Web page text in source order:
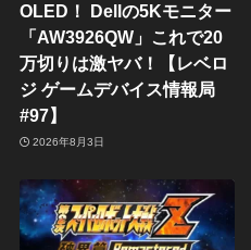
OLED！ Dellの5Kモニター
「AW3926QW」これで20
万切りは激ヤバ！【レベロ
ジ ゲームデバイス情報局
#97】
2026年8月3日